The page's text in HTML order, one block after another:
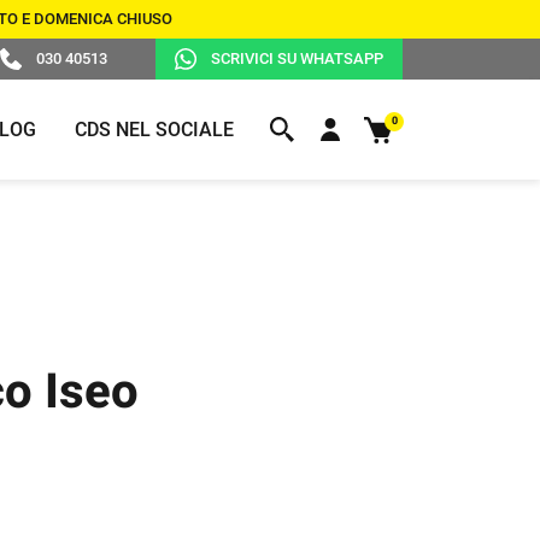
E DOMENICA CHIUSO
030 40513 SCRIVICI SU WHATSAPP
APPARTAMENTI, B&B E
CONDOMINI
CDS NEL SOCIALE 0
Iseo